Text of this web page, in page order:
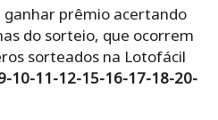
ganhar prêmio acertando
do sorteio, que ocorrem
sorteados na Lotofácil
10-11-12-15-16-17-18-20-